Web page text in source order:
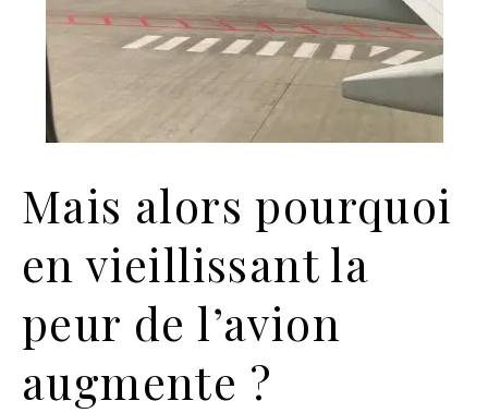
Mais alors pourquoi
en vieillissant la
peur de l’avion
augmente ?